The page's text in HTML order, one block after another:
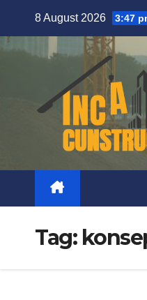
content
8 August 2026 3:47
Tag: